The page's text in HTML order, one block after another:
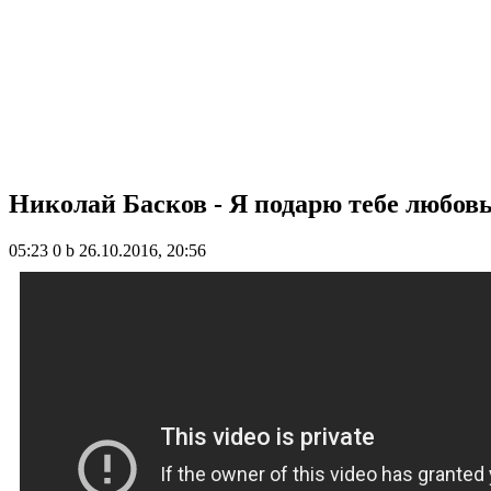
Николай Басков - Я подарю тебе
05:23 0 b 26.10.2016, 20:56